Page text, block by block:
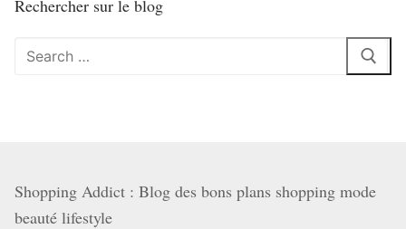
Rechercher sur le blog
Rechercher
Shopping Addict : Blog des bons plans shopping mode
beauté lifestyle